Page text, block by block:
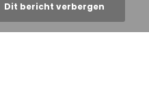
Dit bericht verbergen